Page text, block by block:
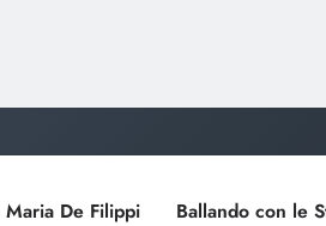
De Filippi Ballando con le